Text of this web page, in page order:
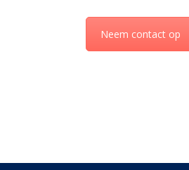
Neem contact op